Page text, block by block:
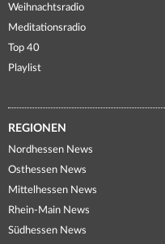
Weihnachtsradio
Meditationsradio
Top 40
Playlist
REGIONEN
Nordhessen News
Osthessen News
Mittelhessen News
Rhein-Main News
Südhessen News